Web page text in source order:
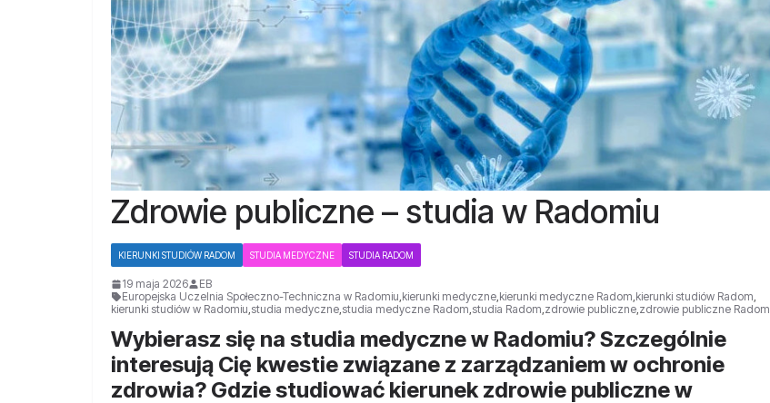
Zdrowie publiczne – studia w Radomiu
KIERUNKI STUDIÓW RADOM STUDIA MEDYCZNE STUDIA RADOM
19 maja 2026
EB
Europejska Uczelnia Społeczno-Techniczna w Radomiu kierunki medyczne kierunki medyczne Radom kierunki studiów Radom
kierunki studiów w Radomiu studia medyczne studia medyczne Radom studia Radom zdrowie publiczne zdrowie publiczne Radom
Wybierasz się na studia medyczne w Radomiu? Szczególnie
interesują Cię kwestie związane z zarządzaniem w ochronie
zdrowia? Gdzie studiować kierunek zdrowie publiczne w